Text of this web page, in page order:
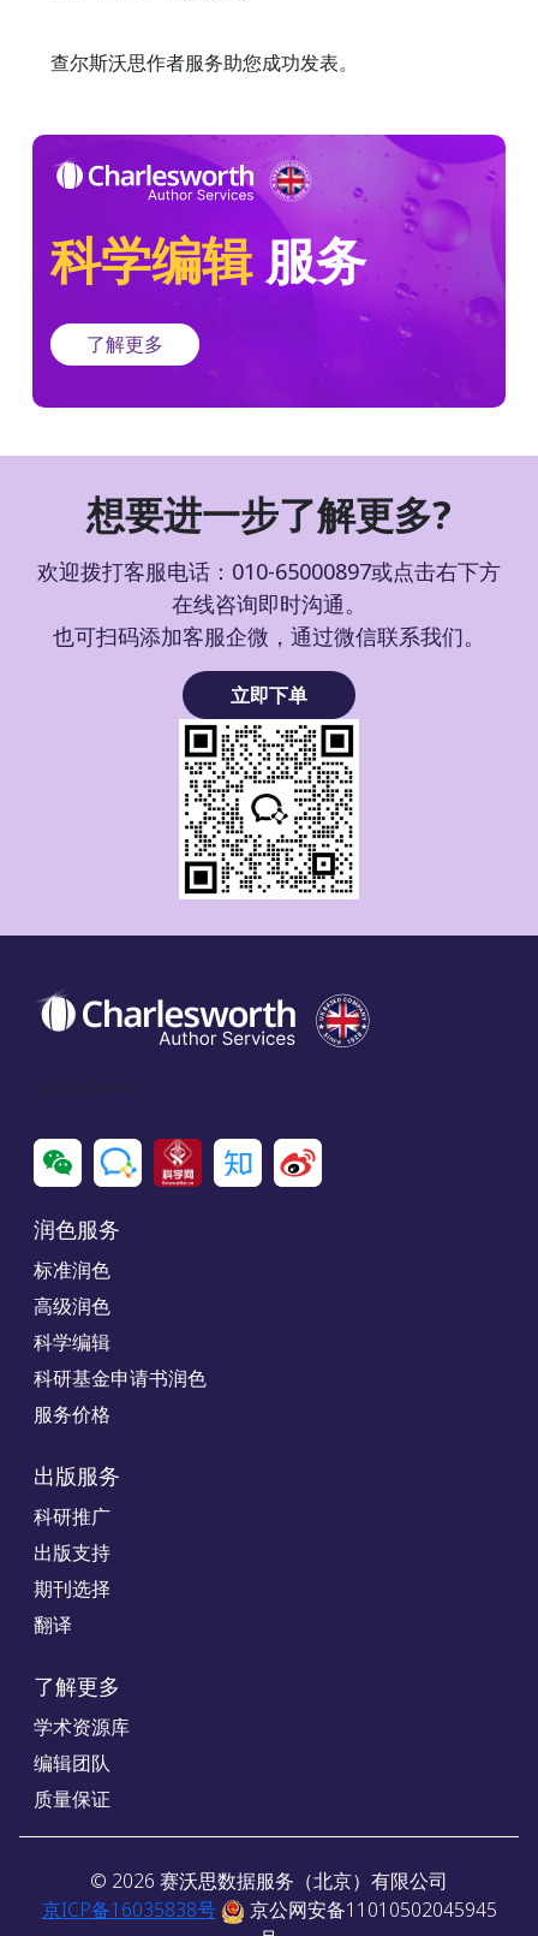
查尔斯沃思作者服务助您成功发表。
科学编辑服务
了解更多
想要进一步了解更多?
欢迎拨打客服电话：010-65000897或点击右下方
在线咨询即时沟通。
也可扫码添加客服企微，通过微信联系我们。
立即下单
Social Icon
润色服务
标准润色
高级润色
科学编辑
科研基金申请书润色
服务价格
出版服务
科研推广
出版支持
期刊选择
翻译
了解更多
学术资源库
编辑团队
质量保证
© 2026 赛沃思数据服务（北京）有限公司
京ICP备16035838号
京公网安备11010502045945